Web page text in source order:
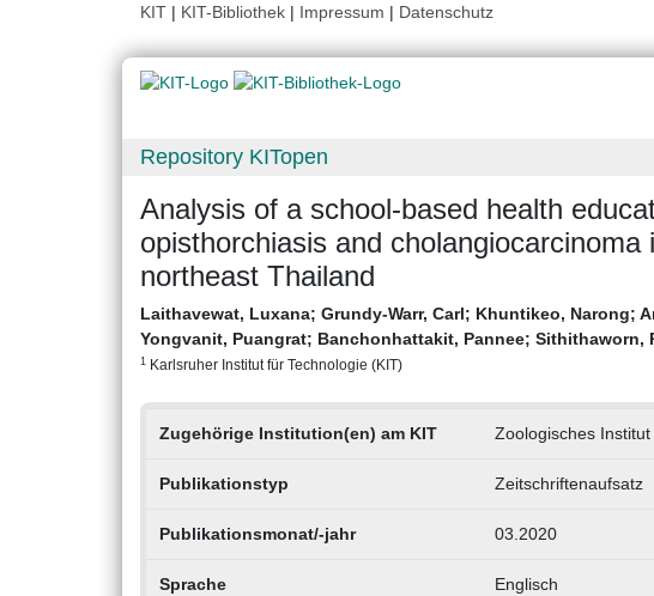
KIT | KIT-Bibliothek | Impressum | Datenschutz
Repository KITopen
Analysis of a school-based health
opisthorchiasis and
northeast Thailand
Laithavewat, Luxana; Grundy-Warr, Carl; Khuntikeo, Narong;
Yongvanit, Puangrat; Banchonhattakit, Pannee; Sithithaworn,
1 Karlsruher Institut für Technologie (KIT)
Zugehörige Institution(en) am KIT Zoologisches
Publikationstyp Zeitschriftenaufsatz
Publikationsmonat/-jahr 03.2020
Sprache Englisch